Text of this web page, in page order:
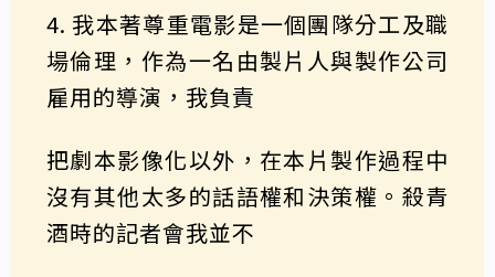
4. 我本著尊重電影是⼀個團隊分⼯及職
場倫理，作為⼀名由製片⼈與製作公司
雇⽤的導演，我負責
把劇本影像化以外，在本片製作過程中
沒有其他太多的話語權和決策權。殺青
酒時的記者會我並不